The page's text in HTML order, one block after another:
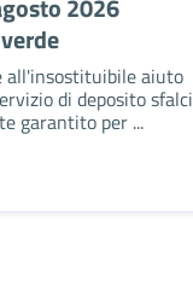
all'insostituibile aiuto
di deposito sfalci
garantito per ...